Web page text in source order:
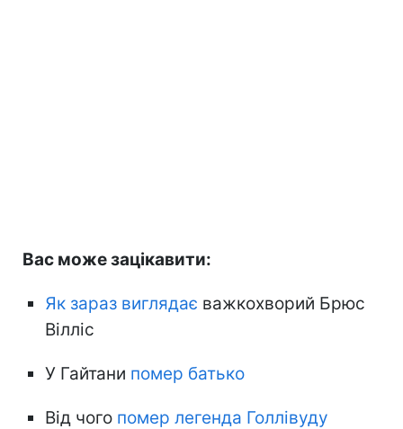
Вас може зацікавити:
Як зараз виглядає важкохворий Брюс
Вілліс
У Гайтани помер батько
Від чого помер легенда Голлівуду